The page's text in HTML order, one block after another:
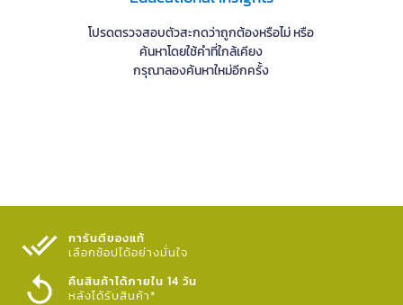
โปรดตรวจสอบตัวสะกดว่าถูกต้องหรือไม่ หรือ
ค้นหาโดยใช้คำที่ใกล้เคียง
กรุณาลองค้นหาใหม่อีกครั้ง
การันตีของแท้
เลือกช้อปได้อย่างมั่นใจ​
คืนสินค้าได้ภายใน 14 วัน
หลังได้รับสินค้า*